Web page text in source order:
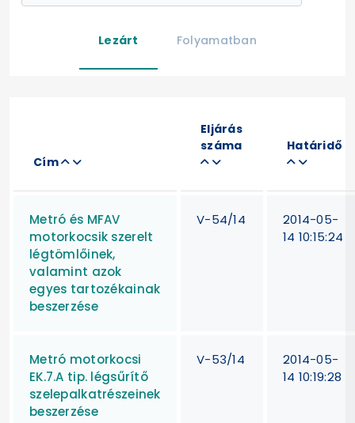
Lezárt Folyamatban
Cím
Eljárás
száma
Határidő
Metró és MFAV
motorkocsik szerelt
légtömlőinek,
valamint azok
egyes tartozékainak
beszerzése
V-54/14
2014-05-
14 10:15:24
Metró motorkocsi
EK.7.A tip. légsűrítő
szelepalkatrészeinek
beszerzése
V-53/14
2014-05-
14 10:19:28